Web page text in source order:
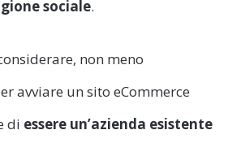
sociale.
non meno
avviare un sito eCommerce
di essere un’azienda esistente